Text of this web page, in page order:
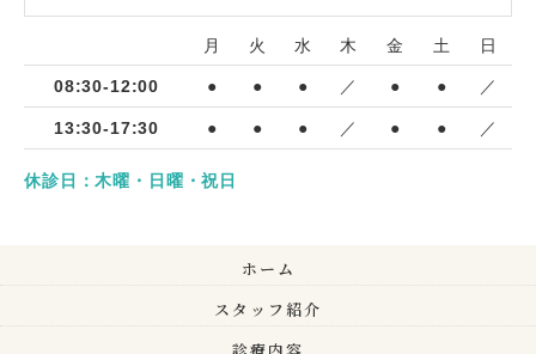
月 火 水 木 金 土 日
08:30-12:00 ● ● ● ／ ● ● ／
13:30-17:30 ● ● ● ／ ● ● ／
休診日：木曜・日曜・祝日
ホーム
スタッフ紹介